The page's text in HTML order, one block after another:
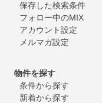
保存した検索条件
フォロー中のMIX
アカウント設定
メルマガ設定
物件を探す
条件から探す
新着から探す